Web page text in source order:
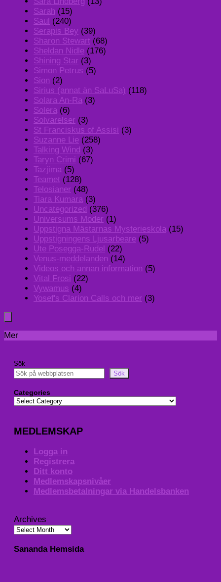
Sarah (15)
Saul (240)
Serapis Bey (39)
Sharon Stewart (68)
Sheldan Nidle (176)
Shining Star (3)
Simon Petrus (5)
Sion (2)
Sirius (annat än SaLuSa) (118)
Solara An-Ra (3)
Solera (6)
Solvarelser (3)
St Franciskus of Assisi (3)
Suzanne Lie (258)
Talking Wind (3)
Taryn Crimi (67)
Tazjima (5)
Teamet (128)
Telosianer (48)
Tiara Kumara (3)
Uncategorized (376)
Universums Moder (1)
Uppstigna Mästarnas Mysterieskola (15)
Uppstigningens Ljusarbeare (5)
Ute Posegga-Rudel (22)
Venus-meddelanden (14)
Videos och annan information (5)
Vital Frosi (22)
Vywamus (4)
Yosef's Clarion Calls och mer (3)
Mer
Sök
Sök
Categories
MEDLEMSKAP
Logga in
Registrera
Ditt konto
Medlemskapsnivåer
Medlemsbetalningar via Handelsbanken
Archives
Sananda Hemsida